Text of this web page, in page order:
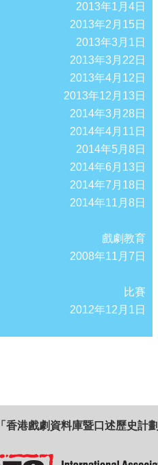
2013年1月4日
2013年2月15日
2013年3月1日
2013年3月22日
2013年4月12日
2013年12月13日
2014年3月28日
2014年4月11日
2014年5月8日
2014年6月13日
2014年7月18日
2014年11月8日
戲劇教育
2008年11月7日
比賽
2012年12月1日
「香港戲劇資料庫暨口述歷史計